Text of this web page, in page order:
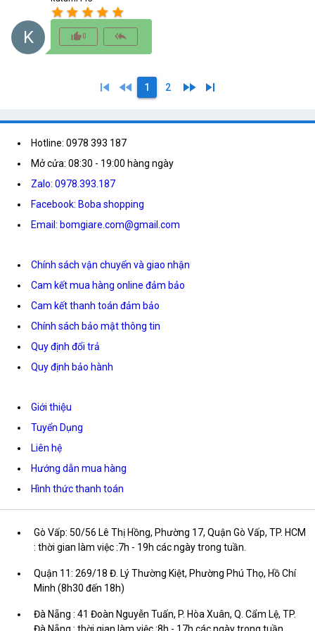
K
star star star star star
thumb_up_alt0 reply_all
skip_previous fast_rewind 1 2 fast_forward skip_next
Hotline: 0978 393 187
Mở cửa: 08:30 - 19:00 hàng ngày
Zalo: 0978.393.187
Facebook: Boba shopping
Email: bomgiare.com@gmail.com
Chính sách vận chuyển và giao nhận
Cam kết mua hàng online đảm bảo
Cam kết thanh toán đảm bảo
Chính sách bảo mật thông tin
Quy định đổi trả
Quy định bảo hành
Giới thiệu
Tuyển Dụng
Liên hệ
Hướng dẫn mua hàng
Hình thức thanh toán
Gò Vấp: 50/56 Lê Thị Hồng, Phường 17, Quận Gò Vấp, TP. HCM
: thời gian làm việc :7h - 19h các ngày trong tuần.
Quận 11: 269/18 Đ. Lý Thường Kiệt, Phường Phú Thọ, Hồ Chí
Minh (8h30 đến 18h)
Đà Nẵng : 41 Đoàn Nguyễn Tuấn, P. Hòa Xuân, Q. Cẩm Lệ, TP.